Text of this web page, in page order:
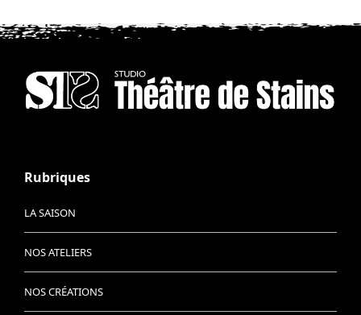
Rubriques
LA SAISON
NOS ATELIERS
NOS CRÉATIONS